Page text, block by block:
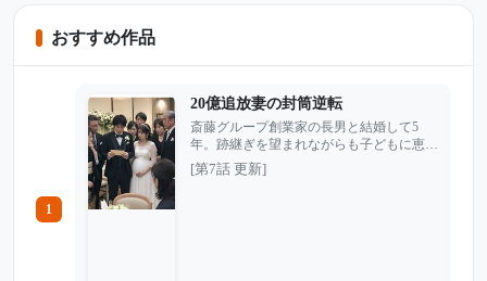
おすすめ作品
1
20億追放妻の封筒逆転
斎藤グループ創業家の長男と結婚して5
年。跡継ぎを望まれながらも子どもに恵ま
れず、結菜は義実家の視線に耐え続けてい
た。 そんなある日、夫の愛人が妊娠した
[第7話 更新]